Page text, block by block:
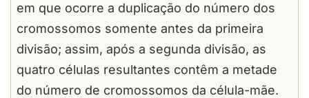
em que ocorre a duplicação do número dos
cromossomos somente antes da primeira
divisão; assim, após a segunda divisão, as
quatro células resultantes contêm a metade
do número de cromossomos da célula-mãe.